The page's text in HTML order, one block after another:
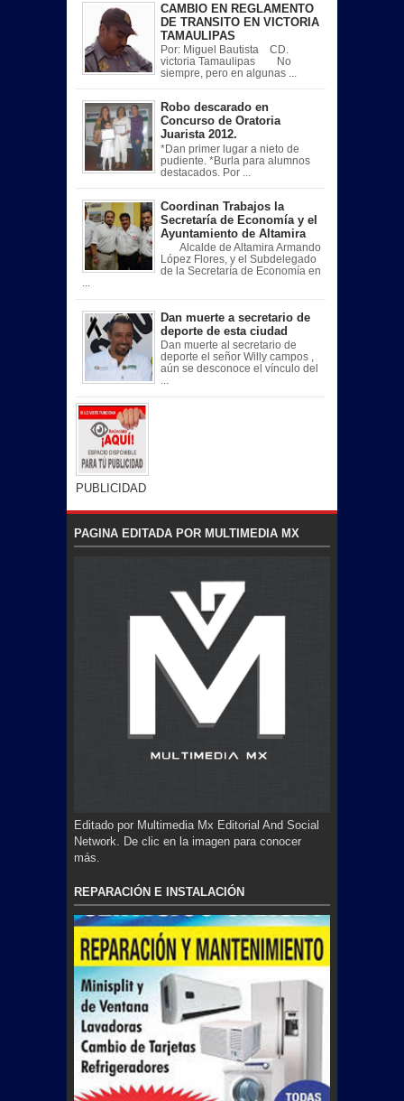
CAMBIO EN REGLAMENTO
DE TRANSITO EN VICTORIA
TAMAULIPAS
Por: Miguel Bautista CD.
victoria Tamaulipas No
siempre, pero en algunas ...
Robo descarado en
Concurso de Oratoria
Juarista 2012.
*Dan primer lugar a nieto de
pudiente. *Burla para alumnos
destacados. Por ...
Coordinan Trabajos la
Secretaría de Economía y el
Ayuntamiento de Altamira
Alcalde de Altamira Armando
López Flores, y el Subdelegado
de la Secretaría de Economía en
...
Dan muerte a secretario de
deporte de esta ciudad
Dan muerte al secretario de
deporte el señor Willy campos ,
aún se desconoce el vínculo del
PUBLICIDAD
PAGINA EDITADA POR MULTIMEDIA MX
Editado por Multimedia Mx Editorial And Social
Network. De clic en la imagen para conocer
más.
REPARACIÓN E INSTALACIÓN